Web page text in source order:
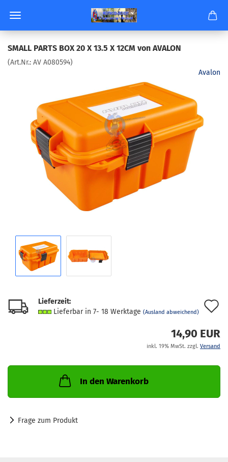
SMALL PARTS BOX 20 X 13.5 X 12CM von AVA­LON
(Art.Nr.: AV A080594)
Avalon
Lieferzeit:
Lieferbar in 7- 18 Werktage (Ausland abweichend)
14,90 EUR
inkl. 19% MwSt. zzgl. Versand
In den Warenkorb
Frage zum Produkt